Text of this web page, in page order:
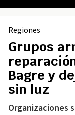
Regiones
Grupos
Bagre y
sin luz
Organizaciones